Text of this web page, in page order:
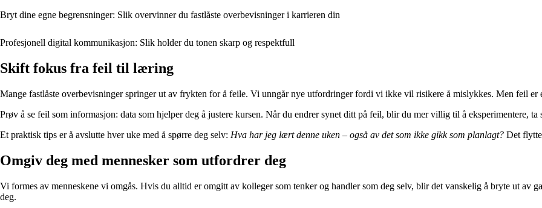
Bryt dine egne begrensninger: Slik overvinner du fastlåste overbevisninger i karrieren din
Profesjonell digital kommunikasjon: Slik holder du tonen skarp og respektfull
Skift fokus fra feil til læring
Mange fastlåste overbevisninger springer ut av frykten for å feile. Vi unngår nye utfordringer fordi vi ikke vil risikere å mislykkes. Men feil
Prøv å se feil som informasjon: data som hjelper deg å justere kursen. Når du endrer synet ditt på feil, blir du mer villig til å eksperimentere, ta
Et praktisk tips er å avslutte hver uke med å spørre deg selv: Hva har jeg lært denne uken – også av det som ikke gikk som planlagt? Det
Omgiv deg med mennesker som utfordrer deg
Vi formes av menneskene vi omgås. Hvis du alltid er omgitt av kolleger som tenker og handler som deg selv, blir det vanskelig å bryte ut av
deg.